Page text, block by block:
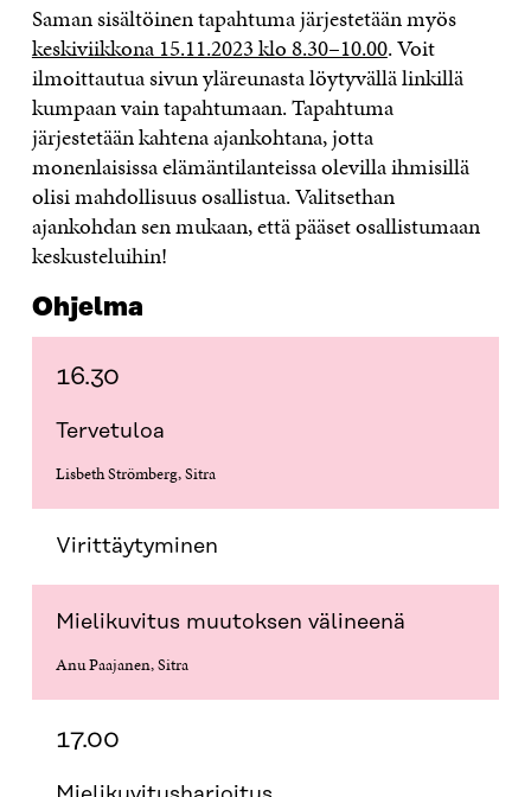
Saman sisältöinen tapahtuma järjestetään myös
keskiviikkona 15.11.2023 klo 8.30–10.00. Voit
ilmoittautua sivun yläreunasta löytyvällä linkillä
kumpaan vain tapahtumaan. Tapahtuma
järjestetään kahtena ajankohtana, jotta
monenlaisissa elämäntilanteissa olevilla ihmisillä
olisi mahdollisuus osallistua. Valitsethan
ajankohdan sen mukaan, että pääset osallistumaan
keskusteluihin!
Ohjelma
16.30
Tervetuloa
Lisbeth Strömberg, Sitra
Virittäytyminen
Mielikuvitus muutoksen välineenä
Anu Paajanen, Sitra
17.00